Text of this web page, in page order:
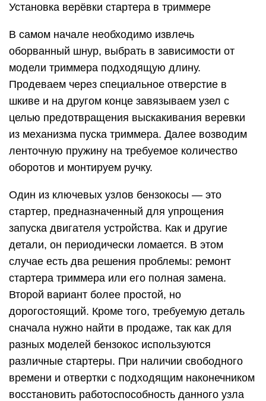
Установка верёвки стартера в триммере
В самом начале необходимо извлечь
оборванный шнур, выбрать в зависимости от
модели триммера подходящую длину.
Продеваем через специальное отверстие в
шкиве и на другом конце завязываем узел с
целью предотвращения выскакивания веревки
из механизма пуска триммера. Далее возводим
ленточную пружину на требуемое количество
оборотов и монтируем ручку.
Один из ключевых узлов бензокосы — это
стартер, предназначенный для упрощения
запуска двигателя устройства. Как и другие
детали, он периодически ломается. В этом
случае есть два решения проблемы: ремонт
стартера триммера или его полная замена.
Второй вариант более простой, но
дорогостоящий. Кроме того, требуемую деталь
сначала нужно найти в продаже, так как для
разных моделей бензокос используются
различные стартеры. При наличии свободного
времени и отвертки с подходящим наконечником
восстановить работоспособность данного узла